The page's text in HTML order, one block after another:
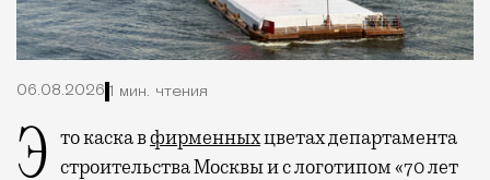
06.08.2026 1 мин. чтения
Это каска вфирменныхцветах департамента
строительства Москвы и с логотипом «70 лет